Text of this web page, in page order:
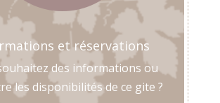
et réservations
des informations ou
les disponibilités de ce gite ?